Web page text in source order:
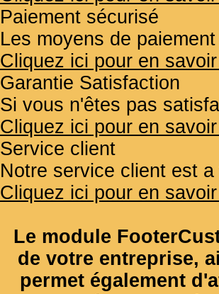
Paiement sécurisé
Les moyens de
Cliquez ici pour en
Garantie Satisfaction
Si vous n'êtes pas
Cliquez ici pour en
Service client
Notre service client est
Cliquez ici pour en
Le module
de votre entreprise,
permet également